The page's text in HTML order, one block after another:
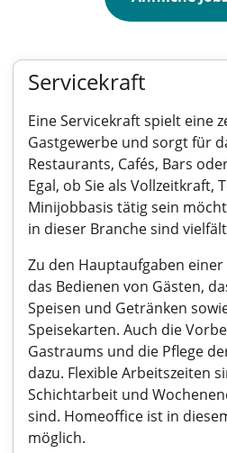
Servicekraft
Eine Servicekraft spielt eine
Gastgewerbe und sorgt für
Restaurants, Cafés, Bars
Egal, ob Sie als Vollzeitkraft,
Minijobbasis tätig sein
in dieser Branche sind
Zu den Hauptaufgaben
das Bedienen von Gästen,
Speisen und Getränken
Speisekarten. Auch die
Gastraums und die Pflege
dazu. Flexible Arbeitszeiten
Schichtarbeit und
sind. Homeoffice ist in
möglich.